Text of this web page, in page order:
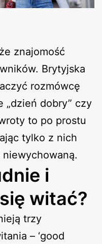
znajomość
Brytyjska
rozmówcę
„dzień dobry” czy
to po prostu
tylko z nich
i
witać?
trzy
– ‘good